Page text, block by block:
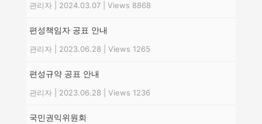
관리자 2024.03.07 Views 8868
편성책임자 공표 안내
관리자 2023.06.28 Views 1265
편성규약 공표 안내
관리자 2023.06.28 Views 1236
국민권익위원회